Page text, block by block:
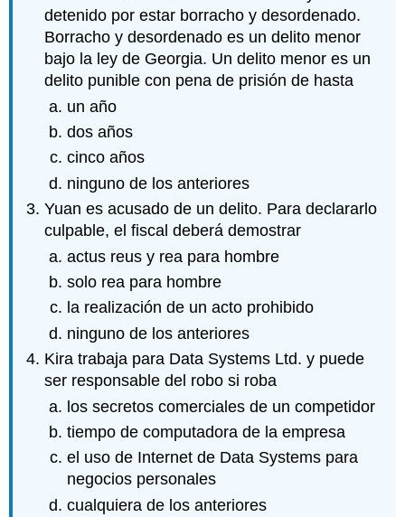
detenido por estar borracho y desordenado.
Borracho y desordenado es un delito menor
bajo la ley de Georgia. Un delito menor es un
delito punible con pena de prisión de hasta
un año
dos años
cinco años
ninguno de los anteriores
Yuan es acusado de un delito. Para declararlo
culpable, el fiscal deberá demostrar
actus reus y rea para hombre
solo rea para hombre
la realización de un acto prohibido
ninguno de los anteriores
Kira trabaja para Data Systems Ltd. y puede
ser responsable del robo si roba
los secretos comerciales de un competidor
tiempo de computadora de la empresa
el uso de Internet de Data Systems para
negocios personales
cualquiera de los anteriores